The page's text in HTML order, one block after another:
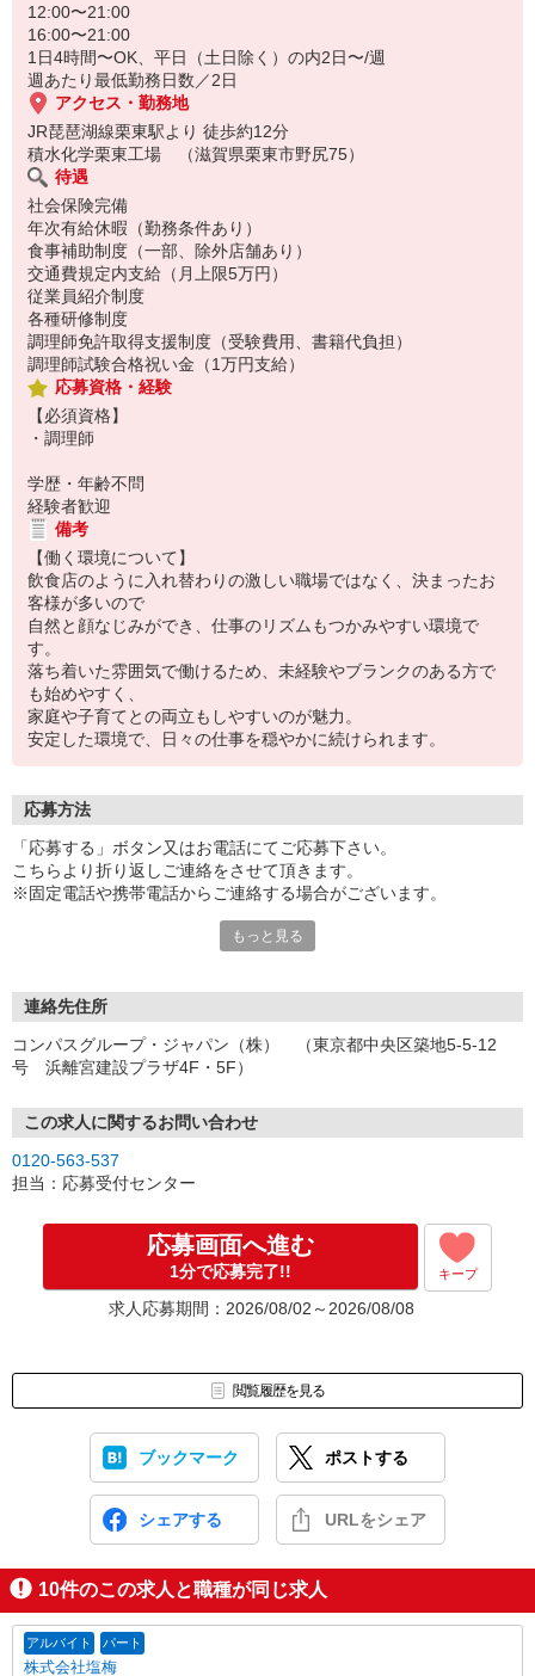
12:00〜21:00
16:00〜21:00
1日4時間〜OK、平日（土日除く）の内2日〜/週
週あたり最低勤務日数／2日
アクセス・勤務地
JR琵琶湖線栗東駅より 徒歩約12分
積水化学栗東工場 （滋賀県栗東市野尻75）
待遇
社会保険完備
年次有給休暇（勤務条件あり）
食事補助制度（一部、除外店舗あり）
交通費規定内支給（月上限5万円）
従業員紹介制度
各種研修制度
調理師免許取得支援制度（受験費用、書籍代負担）
調理師試験合格祝い金（1万円支給）
応募資格・経験
【必須資格】
・調理師
学歴・年齢不問
経験者歓迎
備考
【働く環境について】
飲食店のように入れ替わりの激しい職場ではなく、決まったお
客様が多いので
自然と顔なじみができ、仕事のリズムもつかみやすい環境で
す。
落ち着いた雰囲気で働けるため、未経験やブランクのある方で
も始めやすく、
家庭や子育てとの両立もしやすいのが魅力。
安定した環境で、日々の仕事を穏やかに続けられます。
応募方法
「応募する」ボタン又はお電話にてご応募下さい。
こちらより折り返しご連絡をさせて頂きます。
※固定電話や携帯電話からご連絡する場合がございます。
［2］携帯のショートメッセージ（SMS）に質問フォームをお送り
メッセージに従ってご質問にご回答頂き、ご都合の良い面接日
程をご選択ください♪
連絡させて頂きます。
↓
［3］面接実施。履歴書（写真貼付）をお持ちください。
面接では仕事内容や職場についてなど、気になることやご希望は
［4］ 採用決定のご連絡。勤務開始日もお気軽にご相談ください。
【電話受付】
もっと見る
連絡先住所
コンパスグループ・ジャパン（株） （東京都中央区築地5-5-12
号 浜離宮建設プラザ4F・5F）
この求人に関するお問い合わせ
0120-563-537
担当：応募受付センター
応募画面へ進む
1分で応募完了!! キープ
求人応募期間：2026/08/02～2026/08/08
閲覧履歴を見る
ブックマーク ポストする
シェアする URLをシェア
10件のこの求人と職種が同じ求人
アルバイト パート
株式会社塩梅